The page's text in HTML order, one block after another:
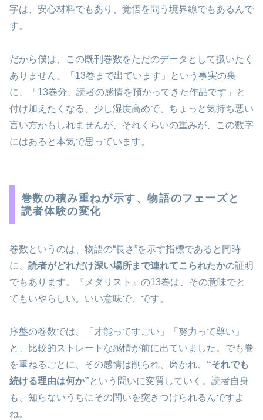
字は、安心材料でもあり、覚悟を問う境界線でもあるんで
す。
だから僕は、この既刊巻数をただのデータとして扱いたく
ありません。「13巻まで出ています」という事実の裏
に、「13巻分、読者の感情を預かってきた作品です」と
付け加えたくなる。少し湿度高めで、ちょっと気持ち悪い
言い方かもしれませんが、それくらいの重みが、この数字
にはあると本気で思っています。
巻数の積み重ねが示す、物語のフェーズと
読者体験の変化
巻数というのは、物語の“長さ”を示す指標であると同時
に、 読者がどれだけ深い場所まで連れてこられたかの証明
でもあります。『メダリスト』の13巻は、その意味でと
てもいやらしい。いい意味で、です。
序盤の巻数では、「才能ってすごい」「努力って尊い」
と、比較的ストレートな感情が前に出ていました。でも巻
を重ねるごとに、その感情は削られ、磨かれ、 “それでも
続ける理由は何か” という問いに変質していく。読者自身
も、知らないうちにその問いを突きつけられるんですよ
ね。